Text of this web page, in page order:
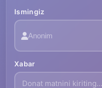
Ismingiz
Xabar